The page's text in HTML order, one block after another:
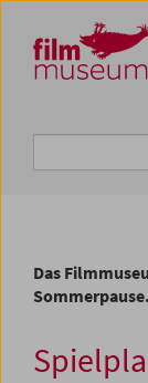
Zum Inhalt
Zum Hauptmenü
Zur Servicenavigation
Zum Suche
Das
Sommerpause.